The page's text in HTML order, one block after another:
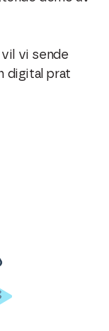
vil vi sende
digital prat